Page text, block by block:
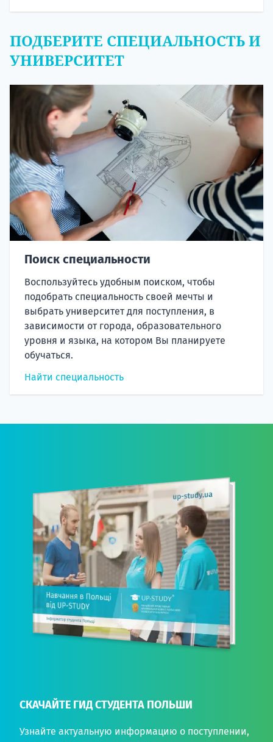
ПОДБЕРИТЕ СПЕЦИАЛЬНОСТЬ И
УНИВЕРСИТЕТ
Поиск специальности
Воспользуйтесь удобным поиском, чтобы
подобрать специальность своей мечты и
выбрать университет для поступления, в
зависимости от города, образовательного
уровня и языка, на котором Вы планируете
обучаться.
Найти специальность
СКАЧАЙТЕ ГИД СТУДЕНТА ПОЛЬШИ
Узнайте актуальную информацию о поступлении,